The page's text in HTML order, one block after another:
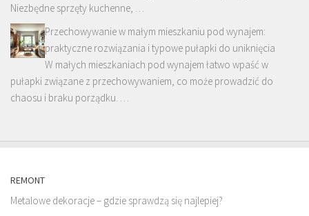
Niezbędne sprzęty kuchenne, …
Przechowywanie w małym mieszkaniu pod wynajem:
praktyczne rozwiązania i typowe pułapki do uniknięcia
W małych mieszkaniach pod wynajem łatwo wpaść w
pułapki związane z przechowywaniem, co może prowadzić do
chaosu i braku porządku. …
REMONT
Metalowe dekoracje – gdzie sprawdzą się najlepiej?